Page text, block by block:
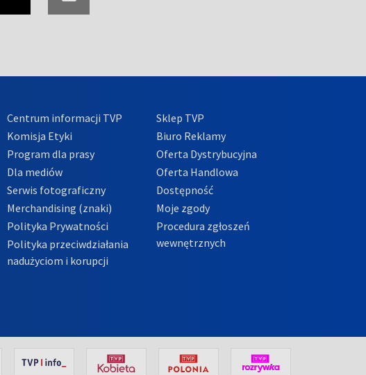
Centrum informacji TVP
Komisja Etyki
Program dla prasy
Dla mediów
Serwis fotograficzny
Merchandising (znaki)
Polityka Prywatności
Polityka przeciwdziałania
nadużyciom i korupcji
Sklep TVP
Biuro Reklamy
Oferta Dystrybucyjna
Oferta Handlowa
Dostępność
Moje zgody
Procedura zgłoszeń
wewnętrznych